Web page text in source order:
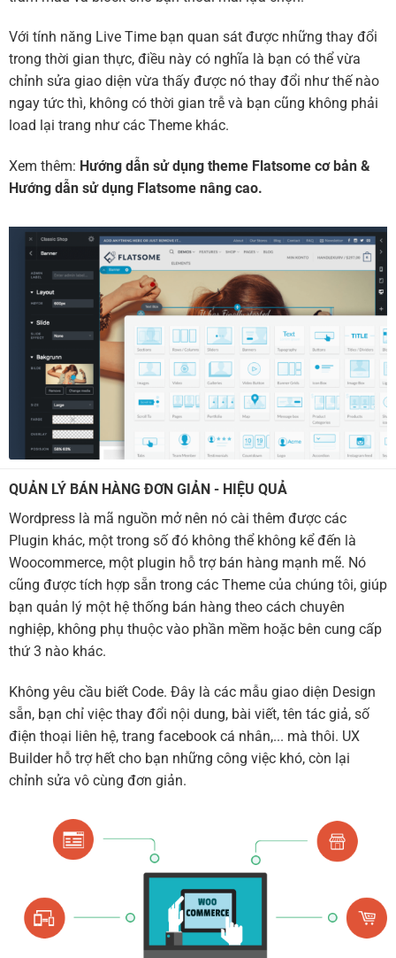
Với tính năng Live Time bạn quan sát được những thay đổi
trong thời gian thực, điều này có nghĩa là bạn có thể vừa
chỉnh sửa giao diện vừa thấy được nó thay đổi như thế nào
ngay tức thì, không có thời gian trễ và bạn cũng không phải
load lại trang như các Theme khác.
Xem thêm: Hướng dẫn sử dụng theme Flatsome cơ bản &
Hướng dẫn sử dụng Flatsome nâng cao.
QUẢN LÝ BÁN HÀNG ĐƠN GIẢN - HIỆU QUẢ
Wordpress là mã nguồn mở nên nó cài thêm được các
Plugin khác, một trong số đó không thể không kể đến là
Woocommerce, một plugin hỗ trợ bán hàng mạnh mẽ. Nó
cũng được tích hợp sẵn trong các Theme của chúng tôi, giúp
bạn quản lý một hệ thống bán hàng theo cách chuyên
nghiệp, không phụ thuộc vào phần mềm hoặc bên cung cấp
thứ 3 nào khác.
Không yêu cầu biết Code. Đây là các mẫu giao diện Design
sẵn, bạn chỉ việc thay đổi nội dung, bài viết, tên tác giả, số
điện thoại liên hệ, trang facebook cá nhân,... mà thôi. UX
Builder hỗ trợ hết cho bạn những công việc khó, còn lại
chỉnh sửa vô cùng đơn giản.